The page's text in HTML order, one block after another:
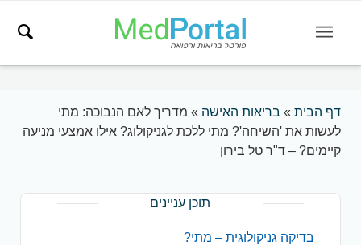
דף הבית» בריאות האישה » מדריך לאם הנבוכה: מתי
לעשות את 'השיחה'? מתי ללכת לגניקולוג? אילו אמצעי מניעה
קיימים? – ד"ר טל בירון
תוכן עניינים
בדיקה גניקולוגית – מתי?